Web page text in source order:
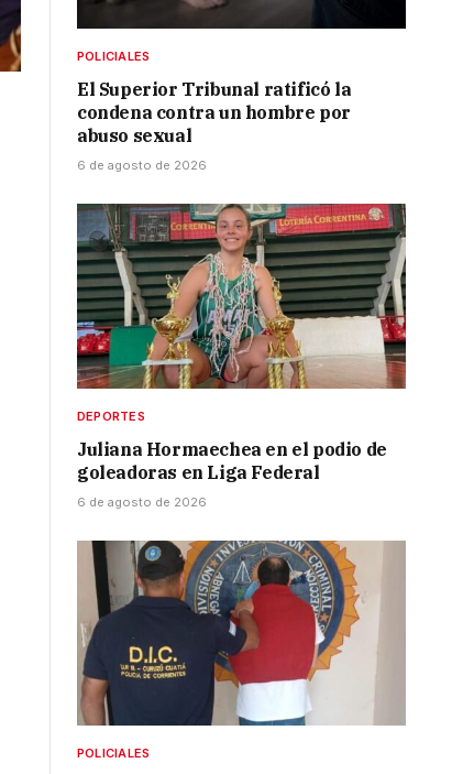
POLICIALES
El Superior Tribunal ratificó la
condena contra un hombre por
abuso sexual
6 de agosto de 2026
DEPORTES
Juliana Hormaechea en el podio de
goleadoras en Liga Federal
6 de agosto de 2026
POLICIALES